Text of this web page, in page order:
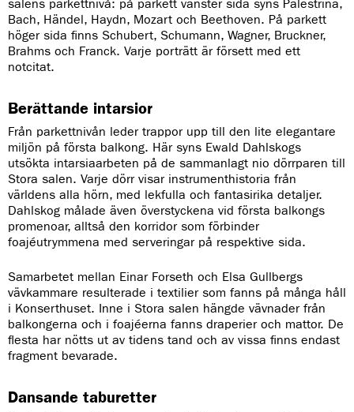
salens parkettnivå: på parkett vänster sida syns Palestrina,
Bach, Händel, Haydn, Mozart och Beethoven. På parkett
höger sida finns Schubert, Schumann, Wagner, Bruckner,
Brahms och Franck. Varje porträtt är försett med ett
notcitat.
Berättande intarsior
Från parkettnivån leder trappor upp till den lite elegantare
miljön på första balkong. Här syns Ewald Dahlskogs
utsökta intarsiaarbeten på de sammanlagt nio dörrparen till
Stora salen. Varje dörr visar instrumenthistoria från
världens alla hörn, med lekfulla och fantasirika detaljer.
Dahlskog målade även överstyckena vid första balkongs
promenoar, alltså den korridor som förbinder
foajéutrymmena med serveringar på respektive sida.
Samarbetet mellan Einar Forseth och Elsa Gullbergs
vävkammare resulterade i textilier som fanns på många håll
i Konserthuset. Inne i Stora salen hängde vävnader från
balkongerna och i foajéerna fanns draperier och mattor. De
flesta har nötts ut av tidens tand och av vissa finns endast
fragment bevarade.
Dansande taburetter